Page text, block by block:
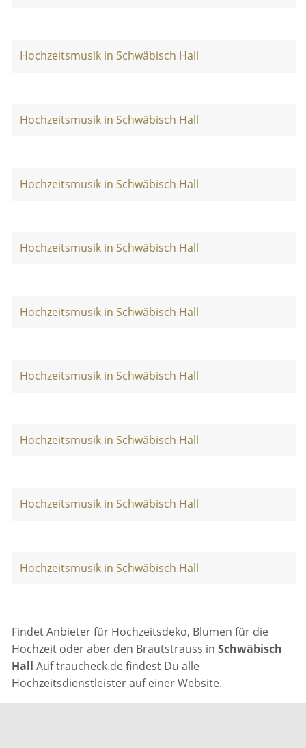
Hochzeitsmusik in Schwäbisch Hall
Hochzeitsmusik in Schwäbisch Hall
Hochzeitsmusik in Schwäbisch Hall
Hochzeitsmusik in Schwäbisch Hall
Hochzeitsmusik in Schwäbisch Hall
Hochzeitsmusik in Schwäbisch Hall
Hochzeitsmusik in Schwäbisch Hall
Hochzeitsmusik in Schwäbisch Hall
Hochzeitsmusik in Schwäbisch Hall
Findet Anbieter für Hochzeitsdeko, Blumen für die
Hochzeit oder aber den Brautstrauss inSchwäbisch
HallAuf traucheck.de findest Du alle
Hochzeitsdienstleister auf einer Website.